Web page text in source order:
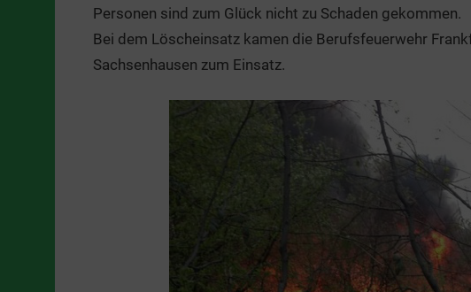
Personen sind zum Glück nicht zu Schaden gekommen.
Bei dem Löscheinsatz kamen die Berufsfeuerwehr
Sachsenhausen zum Einsatz.